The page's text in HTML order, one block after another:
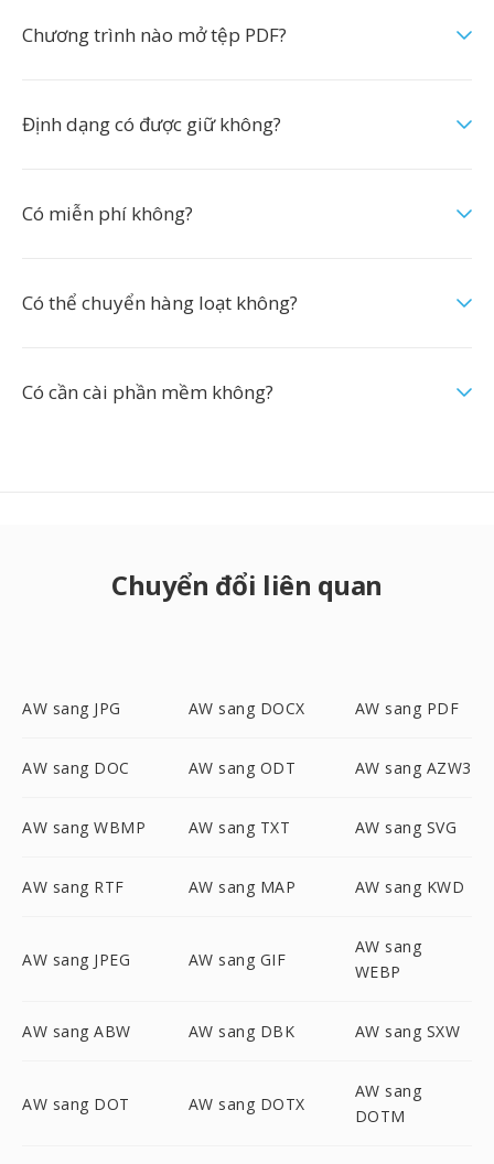
Chương trình nào mở tệp PDF?
Định dạng có được giữ không?
Có miễn phí không?
Có thể chuyển hàng loạt không?
Có cần cài phần mềm không?
Chuyển đổi liên quan
AW sang JPG AW sang DOCX AW sang PDF
AW sang DOC AW sang ODT AW sang AZW3
AW sang WBMP AW sang TXT AW sang SVG
AW sang RTF AW sang MAP AW sang KWD
AW sang JPEG AW sang GIF
AW sang
WEBP
AW sang ABW AW sang DBK AW sang SXW
AW sang DOT AW sang DOTX
AW sang
DOTM